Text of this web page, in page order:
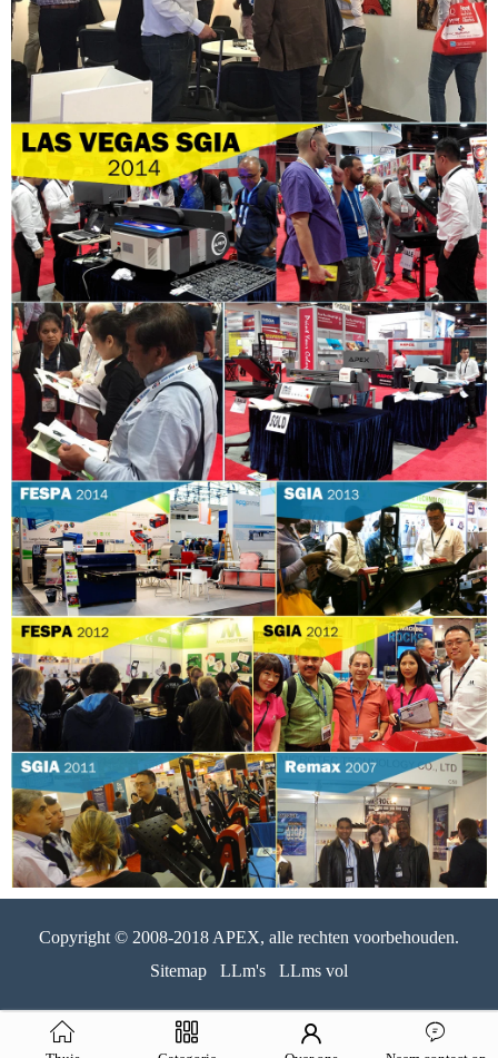
Copyright © 2008-2018 APEX, alle rechten voorbehouden.
Sitemap
LLm's LLms vol